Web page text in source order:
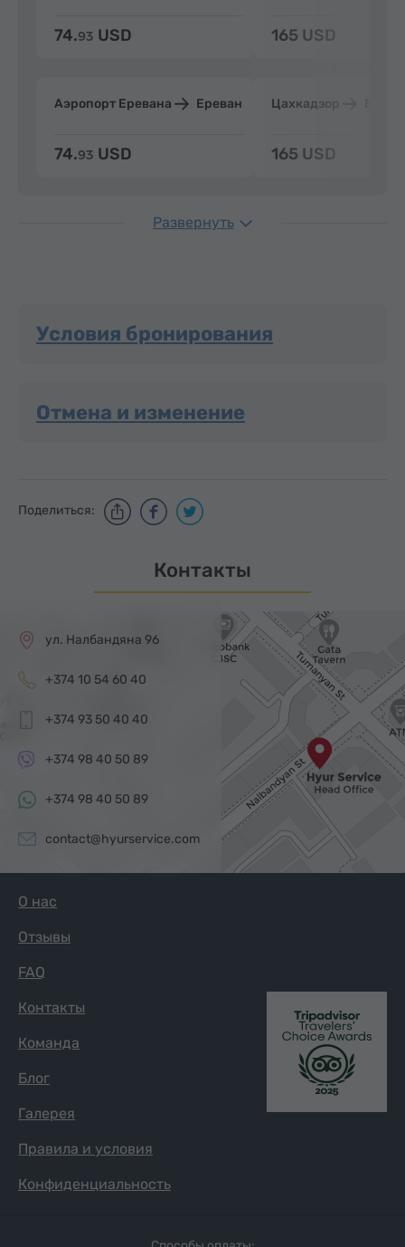
74.93 USD
Аэропорт Еревана Ереван
74.93 USD
165 USD
Цахкадзор
165 USD
Развернуть
Условия бронирования
Отмена и изменение
Поделиться:
Контакты
ул. Налбандяна 96
+374 10 54 60 40
+374 93 50 40 40
+374 98 40 50 89
+374 98 40 50 89
contact@hyurservice.com
О нас
Отзывы
FAQ
Контакты
Команда
Блог
Галерея
Правила и условия
Конфиденциальность